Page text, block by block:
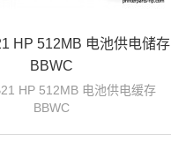
HP 512MB 电池供电储存
BBWC
HP 512MB 电池供电缓存
BBWC